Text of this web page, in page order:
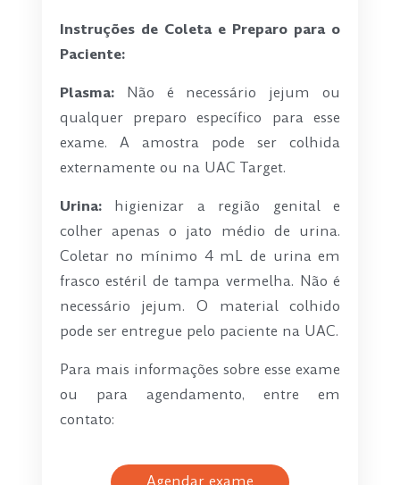
Instruções de Coleta e Preparo para o
Paciente:
Plasma:
Não é necessário jejum ou
qualquer preparo específico para esse
exame. A amostra pode ser colhida
externamente ou na UAC Target.
Urina:higienizar a região genital e
colher apenas o jato médio de urina.
Coletar no mínimo 4 mL de urina em
frasco estéril de tampa vermelha. Não é
necessário jejum. O material colhido
pode ser entregue pelo paciente na UAC.
Para mais informações sobre esse exame
ou para agendamento, entre em
contato: